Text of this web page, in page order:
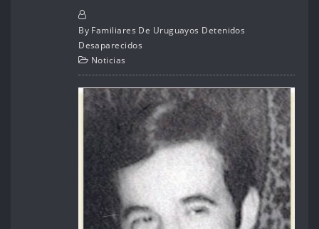
By Familiares De Uruguayos Detenidos
Desaparecidos
Noticias